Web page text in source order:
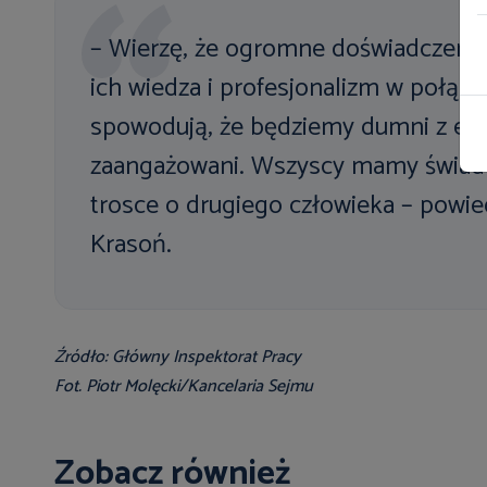
– Wierzę, że ogromne
ich wiedza i profesjonalizm w
spowodują, że będziemy dumni z
zaangażowani. Wszyscy mamy
trosce o drugiego człowieka –
Krasoń.
Źródło: Główny Inspektorat Pracy
Fot. Piotr Molęcki/Kancelaria Sejmu
Zobacz również